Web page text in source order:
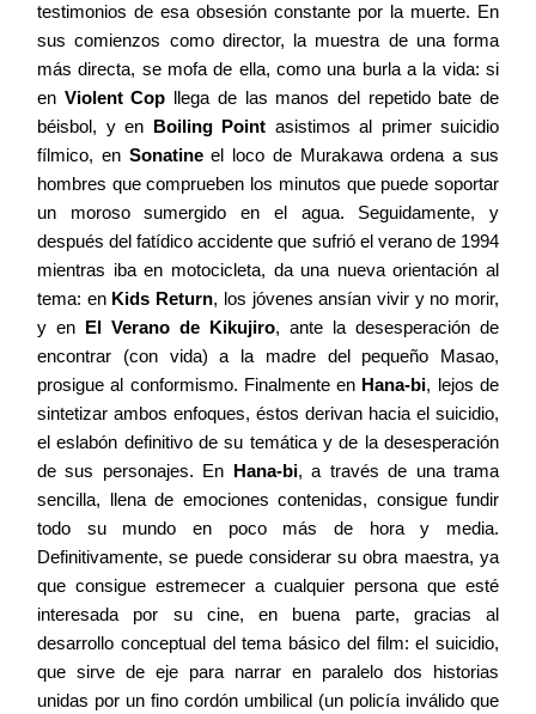
testimonios de esa obsesión constante por la muerte. En
sus comienzos como director, la muestra de una forma
más directa, se mofa de ella, como una burla a la vida: si
en Violent Cop llega de las manos del repetido bate de
béisbol, y en Boiling Point asistimos al primer suicidio
fílmico, en Sonatineel loco de Murakawa ordena a sus
hombres que comprueben los minutos que puede soportar
un moroso sumergido en el agua. Seguidamente, y
después del fatídico accidente que sufrió el verano de 1994
mientras iba en motocicleta, da una nueva orientación al
tema: en Kids Return, los jóvenes ansían vivir y no morir,
y en El Verano de Kikujiro, ante la desesperación de
encontrar (con vida) a la madre del pequeño Masao,
prosigue al conformismo. Finalmente en Hana-bi, lejos de
sintetizar ambos enfoques, éstos derivan hacia el suicidio,
el eslabón definitivo de su temática y de la desesperación
de sus personajes. En Hana-bi, a través de una trama
sencilla, llena de emociones contenidas, consigue fundir
todo su mundo en poco más de hora y media.
Definitivamente, se puede considerar su obra maestra, ya
que consigue estremecer a cualquier persona que esté
interesada por su cine, en buena parte, gracias al
desarrollo conceptual del tema básico del film: el suicidio,
que sirve de eje para narrar en paralelo dos historias
unidas por un fino cordón umbilical (un policía inválido que